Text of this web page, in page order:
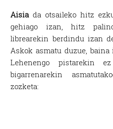
Aisiada otsaileko hitz
gehiago izan, hitz
librearekin berdindu izan
Askok asmatu duzue,
Lehenengo pistarekin
bigarrenarekin
zozketa: